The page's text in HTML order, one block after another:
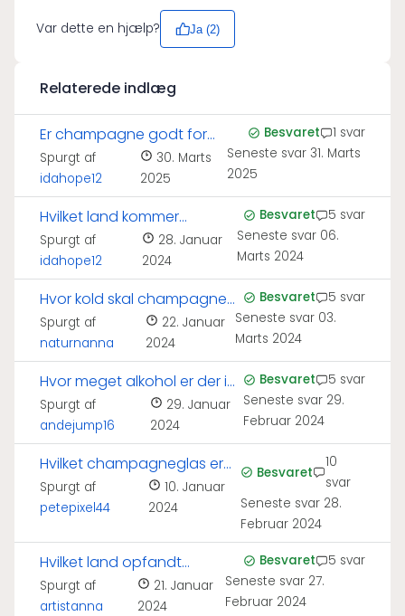
Var dette en hjælp? Ja (2)
Relaterede indlæg
Er champagne godt for
huden?
Spurgt af
idahope12
30. Marts
2025
Besvaret
1 svar
Seneste svar31. Marts
2025
Hvilket land kommer
champagne fra?
Spurgt af
idahope12
28. Januar
2024
Besvaret
5 svar
Seneste svar 06.
Marts 2024
Hvor kold skal champagne
serveres?
Spurgt af
naturnanna
22. Januar
2024
Besvaret
5 svar
Seneste svar 03.
Marts 2024
Hvor meget alkohol er der i
en champagne?
Spurgt af
andejump16
29. Januar
2024
Besvaret
5 svar
Seneste svar 29.
Februar 2024
Hvilket champagneglas er
bedst til bobler?
Spurgt af
petepixel44
10. Januar
2024
Besvaret
10
svar
Seneste svar 28.
Februar 2024
Hvilket land opfandt
champagne?
Spurgt af
artistanna
21. Januar
2024
Besvaret
5 svar
Seneste svar 27.
Februar 2024